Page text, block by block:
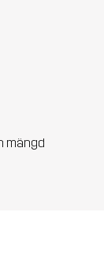
mängd